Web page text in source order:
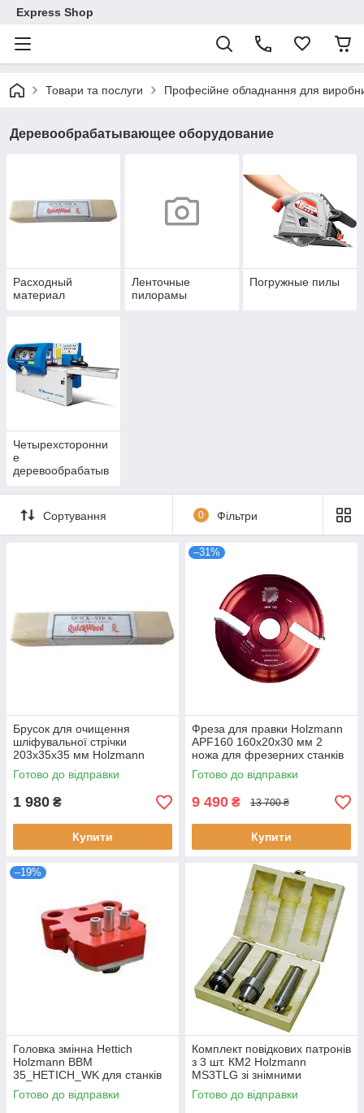
Express Shop
Товари та послуги Професійне обладнання для
Деревообрабатывающее оборудование
Расходный
материал
Ленточные
пилорамы
Погружные пилы
Четырехсторонни
е
деревообрабатыв
Сортування 0 Фільтри
Брусок для очищення
шліфувальної стрічки
203x35x35 мм Holzmann
SBR203 новий стан Австрія
тип профілю прямокутний
Готово до відправки
1 980 ₴
Купити
–31%
Фреза для правки Holzmann
APF160 160x20x30 мм 2
ножа для фрезерних станків
по дереву вага 1.5 кг
Готово до відправки
9 490 ₴ 13 700 ₴
Купити
–19%
Головка змінна Hettich
Holzmann BBM
35_HETICH_WK для станків
BBM35MAN та BBM35PNEU
колір чорний тип змінна
Готово до відправки
Комплект повідкових патронів
з 3 шт. КМ2 Holzmann
MS3TLG зі знімними
вставками частково
пружинені для дерева та
Готово до відправки